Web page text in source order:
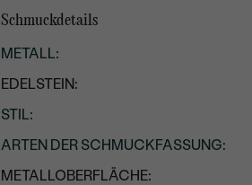
Schmuckdetails
METALL:
EDELSTEIN:
STIL:
ARTEN DER SCHMUCKFASSUNG:
METALLOBERFLÄCHE: